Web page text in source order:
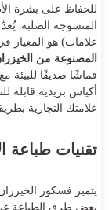
للحفاظ على بشرة
المنسوجة الصلبة.
علامات) هو المعيار
المصنوعة من
أكياس بريدية قابلة
علامتك التجارية
تقنيات طباعة
يتميز فسكوز
بعض طرق الطباعة